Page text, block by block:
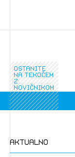
ostanite
na tekočem
z
novičnikom
aktualno